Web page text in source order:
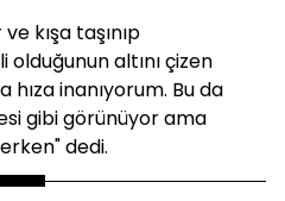
kışa taşınıp
olduğunun altını çizen
hıza inanıyorum. Bu da
gibi görünüyor ama
dedi.